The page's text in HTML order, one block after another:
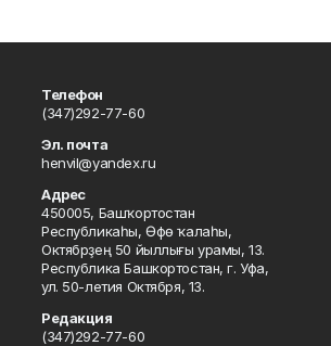
Телефон
(347)292-77-60
Эл. почта
henvil@yandex.ru
Адрес
450005, Башҡортостан
Республикаһы, Өфө ҡалаһы,
Октябрҙең 50 йыллығы урамы, 13.
Республика Башкортостан, г. Уфа,
ул. 50-летия Октября, 13.
Редакция
(347)292-77-60